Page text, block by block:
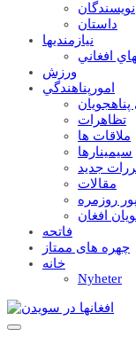
نويسندگان
داستان
نيازمنديها
افغاني
ورزش
امورپناهندگي
پناهجويان
تظاهرات
ملاقات ها
سيمينارها
جديد
مقالات
روزمره
افغان
فاتحه
چهره های ممتاز
خانه
Nyheter